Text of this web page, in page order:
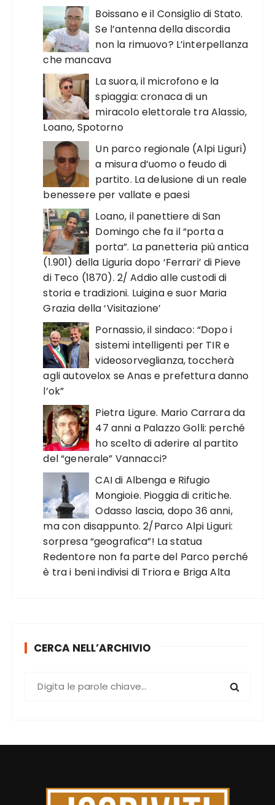
Boissano e il Consiglio di Stato.
Se l’antenna della discordia
non la rimuovo? L’interpellanza
che mancava
La suora, il microfono e la
spiaggia: cronaca di un
miracolo elettorale tra Alassio,
Loano, Spotorno
Un parco regionale (Alpi Liguri)
a misura d’uomo o feudo di
partito. La delusione di un reale
benessere per vallate e paesi
Loano, il panettiere di San
Domingo che fa il “porta a
porta”. La panetteria più antica
(1.901) della Liguria dopo ‘Ferrari’ di Pieve
di Teco (1870). 2/ Addio alle custodi di
storia e tradizioni. Luigina e suor Maria
Grazia della ‘Visitazione’
Pornassio, il sindaco: “Dopo i
sistemi intelligenti per TIR e
videosorveglianza, toccherà
agli autovelox se Anas e prefettura danno
l’ok”
Pietra Ligure. Mario Carrara da
47 anni a Palazzo Golli: perché
ho scelto di aderire al partito
del “generale” Vannacci?
CAI di Albenga e Rifugio
Mongioie. Pioggia di critiche.
Odasso lascia, dopo 36 anni,
ma con disappunto. 2/Parco Alpi Liguri:
sorpresa “geografica”! La statua
Redentore non fa parte del Parco perché
è tra i beni indivisi di Triora e Briga Alta
CERCA NELL’ARCHIVIO